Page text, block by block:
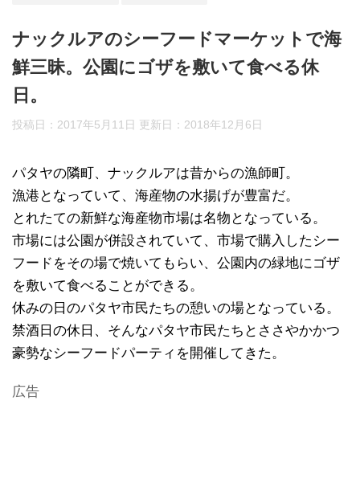
ナックルアのシーフードマーケットで海
鮮三昧。公園にゴザを敷いて食べる休
日。
投稿日：2017年5月11日 更新日： 2018年12月6日
パタヤの隣町、ナックルアは昔からの漁師町。
漁港となっていて、海産物の水揚げが豊富だ。
とれたての新鮮な海産物市場は名物となっている。
市場には公園が併設されていて、市場で購入したシー
フードをその場で焼いてもらい、公園内の緑地にゴザ
を敷いて食べることができる。
休みの日のパタヤ市民たちの憩いの場となっている。
禁酒日の休日、そんなパタヤ市民たちとささやかかつ
豪勢なシーフードパーティを開催してきた。
広告